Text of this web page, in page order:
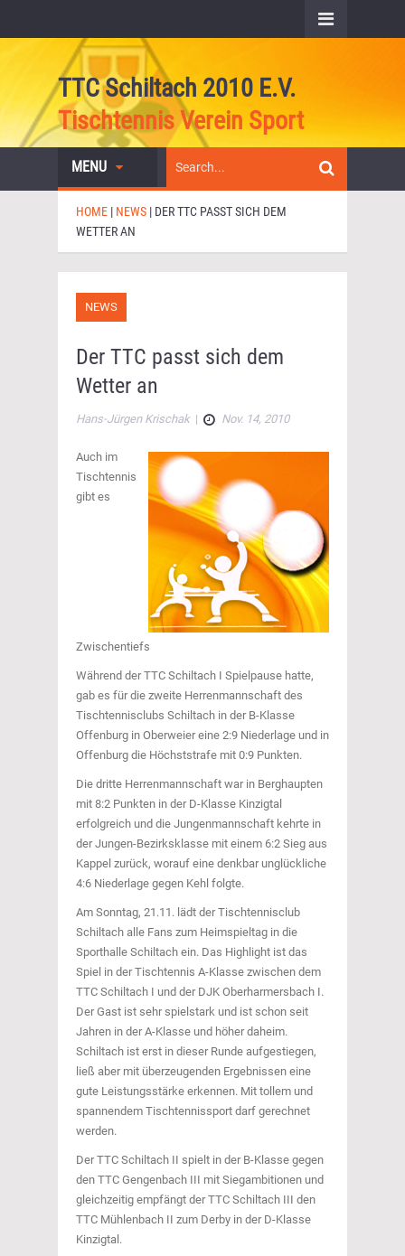
TTC Schiltach 2010 E.V.
Tischtennis Verein Sport
MENU
HOME | NEWS | DER TTC PASST SICH DEM
WETTER AN
NEWS
Der TTC passt sich dem
Wetter an
Hans-Jürgen Krischak| Nov. 14, 2010
Auch im
Tischtennis
gibt es
Zwischentiefs
Während der TTC Schiltach I Spielpause hatte,
gab es für die zweite Herrenmannschaft des
Tischtennisclubs Schiltach in der B-Klasse
Offenburg in Oberweier eine 2:9 Niederlage und in
Offenburg die Höchststrafe mit 0:9 Punkten.
Die dritte Herrenmannschaft war in Berghaupten
mit 8:2 Punkten in der D-Klasse Kinzigtal
erfolgreich und die Jungenmannschaft kehrte in
der Jungen-Bezirksklasse mit einem 6:2 Sieg aus
Kappel zurück, worauf eine denkbar unglückliche
4:6 Niederlage gegen Kehl folgte.
Am Sonntag, 21.11. lädt der Tischtennisclub
Schiltach alle Fans zum Heimspieltag in die
Sporthalle Schiltach ein. Das Highlight ist das
Spiel in der Tischtennis A-Klasse zwischen dem
TTC Schiltach I und der DJK Oberharmersbach I.
Der Gast ist sehr spielstark und ist schon seit
Jahren in der A-Klasse und höher daheim.
Schiltach ist erst in dieser Runde aufgestiegen,
ließ aber mit überzeugenden Ergebnissen eine
gute Leistungsstärke erkennen. Mit tollem und
spannendem Tischtennissport darf gerechnet
werden.
Der TTC Schiltach II spielt in der B-Klasse gegen
den TTC Gengenbach III mit Siegambitionen und
gleichzeitig empfängt der TTC Schiltach III den
TTC Mühlenbach II zum Derby in der D-Klasse
Kinzigtal.